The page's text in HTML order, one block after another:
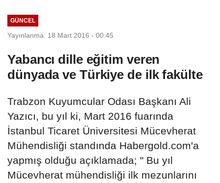
GÜNCEL
Yayınlanma: 18 Mart 2016 - 00:45
Yabancı dille eğitim veren
dünyada ve Türkiye de ilk fakülte
Trabzon Kuyumcular Odası Başkanı Ali
Yazıcı, bu yıl ki, Mart 2016 fuarında
İstanbul Ticaret Üniversitesi Mücevherat
Mühendisliği standında Habergold.com'a
yapmış olduğu açıklamada; " Bu yıl
Mücevherat mühendisliği ilk mezunlarını